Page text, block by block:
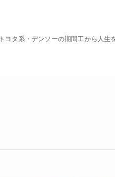
トヨタ系・デンソーの期間工から人生